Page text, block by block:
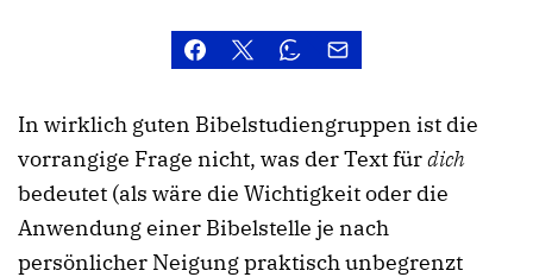
In wirklich guten Bibelstudiengruppen ist die
vorrangige Frage nicht, was der Text fürdich
bedeutet (als wäre die Wichtigkeit oder die
Anwendung einer Bibelstelle je nach
persönlicher Neigung praktisch unbegrenzt